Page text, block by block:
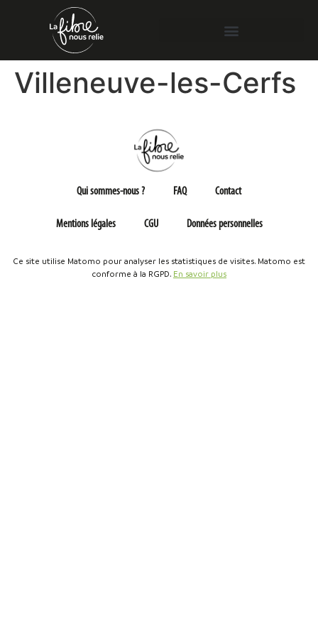
Villeneuve-les-Cerfs
Qui sommes-nous ? FAQ Contact
Mentions légales CGU Données personnelles
Ce site utilise Matomo pour analyser les statistiques de visites. Matomo est
conforme à la RGPD. En savoir plus